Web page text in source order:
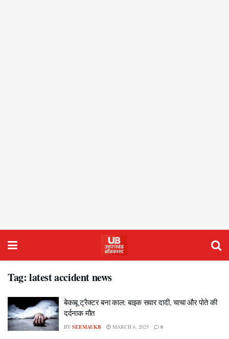
Tag: latest accident news
बेकाबू ट्रैक्टर बना काल: बाइक सवार दादी, चाचा और पोते की
दर्दनाक मौत
BY SEEMAUKB MARCH 6, 2025 0